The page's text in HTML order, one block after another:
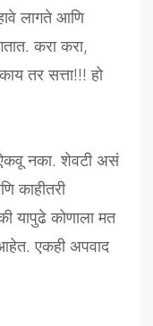
लागते आणि
करा करा,
तर सत्ता!!! हो
ऐकवू नका. शेवटी असं
काहीतरी
यापुढे कोणाला मत
एकही अपवाद